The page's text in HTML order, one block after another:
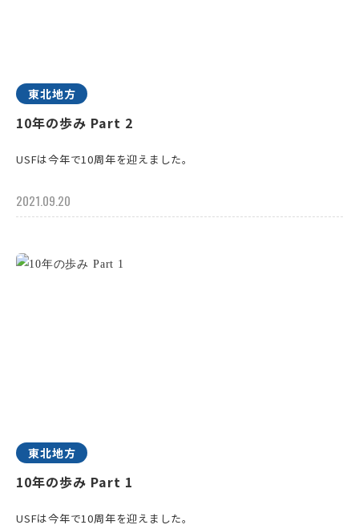
東北地方
10年の歩み Part 2
USFは今年で10周年を迎えました。
2021.09.20
東北地方
10年の歩み Part 1
USFは今年で10周年を迎えました。